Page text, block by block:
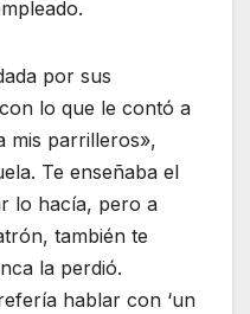
por sus
lo que le contó a
mis parrilleros»,
Te enseñaba el
lo hacía, pero a
también te
la perdió.
hablar con ‘un